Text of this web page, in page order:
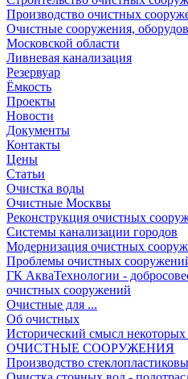
Производство очистных
Очистные сооружения,
Московской области
Ливневая канализация
Резервуар
Ёмкость
Проекты
Новости
Документы
Контакты
Цены
Статьи
Очистка воды
Очистные Москвы
Реконструкция очистных
Системы канализации городов
Модернизация очистных
Проблемы очистных
ГК АкваТехнологии -
очистных сооружений
Очистные для ...
Об очистных
Исторический смысл
ОЧИСТНЫЕ СООРУЖЕНИЯ
Производство